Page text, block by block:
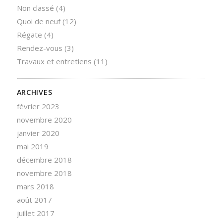
Non classé (4)
Quoi de neuf(12)
Régate (4)
Rendez-vous (3)
Travaux et entretiens (11)
ARCHIVES
février 2023
novembre 2020
janvier 2020
mai 2019
décembre 2018
novembre 2018
mars 2018
août 2017
juillet 2017